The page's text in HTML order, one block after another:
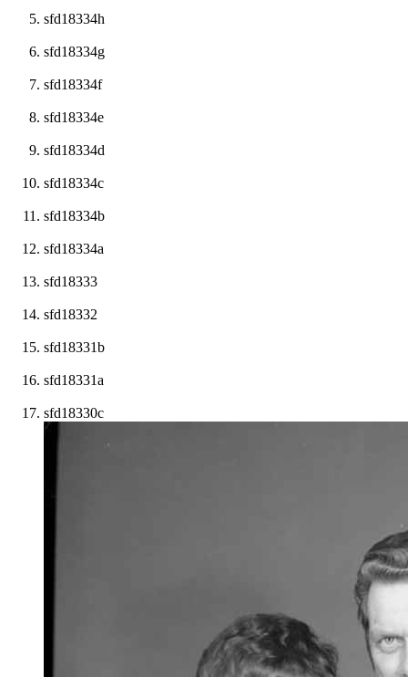
sfd18334h
sfd18334g
sfd18334f
sfd18334e
sfd18334d
sfd18334c
sfd18334b
sfd18334a
sfd18333
sfd18332
sfd18331b
sfd18331a
sfd18330c